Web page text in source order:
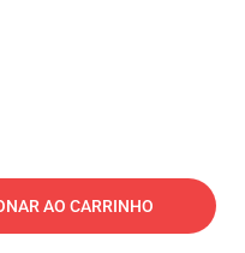
AO CARRINHO